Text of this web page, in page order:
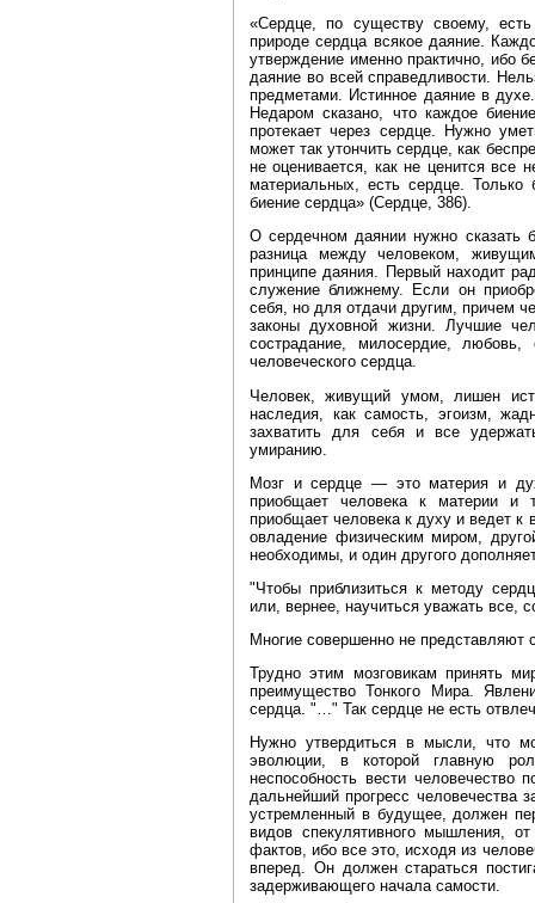
«Сердце, по существу своему,
природе сердца всякое даяние.
утверждение именно практично, ибо
даяние во всей справедливости.
предметами. Истинное даяние в
Недаром сказано, что каждое
протекает через сердце. Нужно
может так утончить сердце, как
не оценивается, как не ценится все
материальных, есть сердце.
биение сердца» (Сердце, 386).
О сердечном даянии нужно сказать
разница между человеком,
принципе даяния. Первый находит
служение ближнему. Если он
себя, но для отдачи другим, причем
законы духовной жизни. Лучшие
сострадание, милосердие,
человеческого сердца.
Человек, живущий умом, лишен
наследия, как самость, эгоизм,
захватить для себя и все
умиранию.
Мозг и сердце — это материя и
приобщает человека к материи и
приобщает человека к духу и ведет
овладение физическим миром,
необходимы, и один другого
"Чтобы приблизиться к методу
или, вернее, научиться уважать все,
Многие совершенно не представляют
Трудно этим мозговикам принять
преимущество Тонкого Мира.
сердца. "…" Так сердце не есть
Нужно утвердиться в мысли, что
эволюции, в которой главную
неспособность вести человечество
дальнейший прогресс человечества
устремленный в будущее, должен
видов спекулятивного мышления,
фактов, ибо все это, исходя из
вперед. Он должен стараться
задерживающего начала самости.